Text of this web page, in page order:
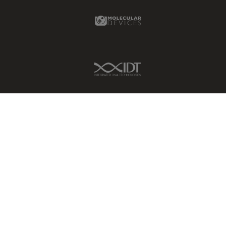
Molecular Devices Link
IDT Link